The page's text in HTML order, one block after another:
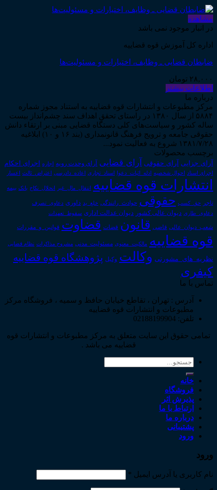
مشاهده
در انبار موجود نمی باشد
اداره کل آموزش قوه قضاییه
ضابطان قضایی ـ وظایف، اختیارات و مسئولیت‌ها
۲۸,۰۰۰ تومان
اطلاعات بیشتر
درباره ما
مرکز مطبوعات و انتشارات قوه قضاییه به استناد مجوز شماره
۵۸۸۴ از سال ۱۳۸۰ در راستای تحقق اهداف سند چشم‌انداز بیست
ساله کشور و سیاست‌های کلی دستگاه قضایی مبنی بر ارتقاء دانش
حقوقی جامعه و ترویج فرهنگ قانونمداری (بند ۱۶ و ۱۰) ابلاغیه
۱۳۸۱/۷/۲۸ شروع به فعالیت نمود...
برچسب محصولات
آرای جزایی آرای حقوقی آرای قضایی آرای وحدت رویه اجاره اجرای احکام
اجرای اسناد احوال شخصیه ادله_اثبات_دعوا اسناد_تجاری اعاده_دادرسی اعتراض_ثالث اعسار
انتشارات قوه قضاییه انتقال_مال_غیر انحلال_نکاح بانک بیمه
تاجر حق_کسب حقوقی حوادث_رانندگی خلع_ید داوری دعاوی_تصرف
دعاوی_طاری دیوان عالی کشور دیوان عدالت اداری سقوط_تعهدات
شعب_دیوان_عالی قاضی قانون قضات قضاوت قوانین_و_مقررات
قوه قضاییه مالکیت_معنوی مسئولیت_مدنی مشروح مذاکرات نظام قضایی
نظریه_های_مشورتی وکالت وکیل پژوهشگاه قوه قضاییه
کیفری
تماس با ما
آدرس : تهران ، تقاطع خیابان حافظ و سمیه ، فروشگاه مرکز
مطبوعات و انتشارات قوه قضاییه
تلفن: 02188199904
تمامی حقوق این سایت متعلق به مرکز مطبوعات و انتشارات قوه
قضاییه می باشد .
جستجو
خانه
فروشگاه
پذیرش اثر
ارتباط با ما
درباره ما
پشتیبانی
ورود
ورود
نام کاربری یا آدرس ایمیل *